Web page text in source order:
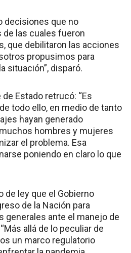
decisiones que no
de las cuales fueron
que debilitaron las acciones
propusimos para
situación”, disparó.
Estado retrucó: “Es
todo ello, en medio de tanto
hayan generado
hombres y mujeres
el problema. Esa
poniendo en claro lo que
de ley que el Gobierno
de la Nación para
generales ante el manejo de
allá de lo peculiar de
un marco regulatorio